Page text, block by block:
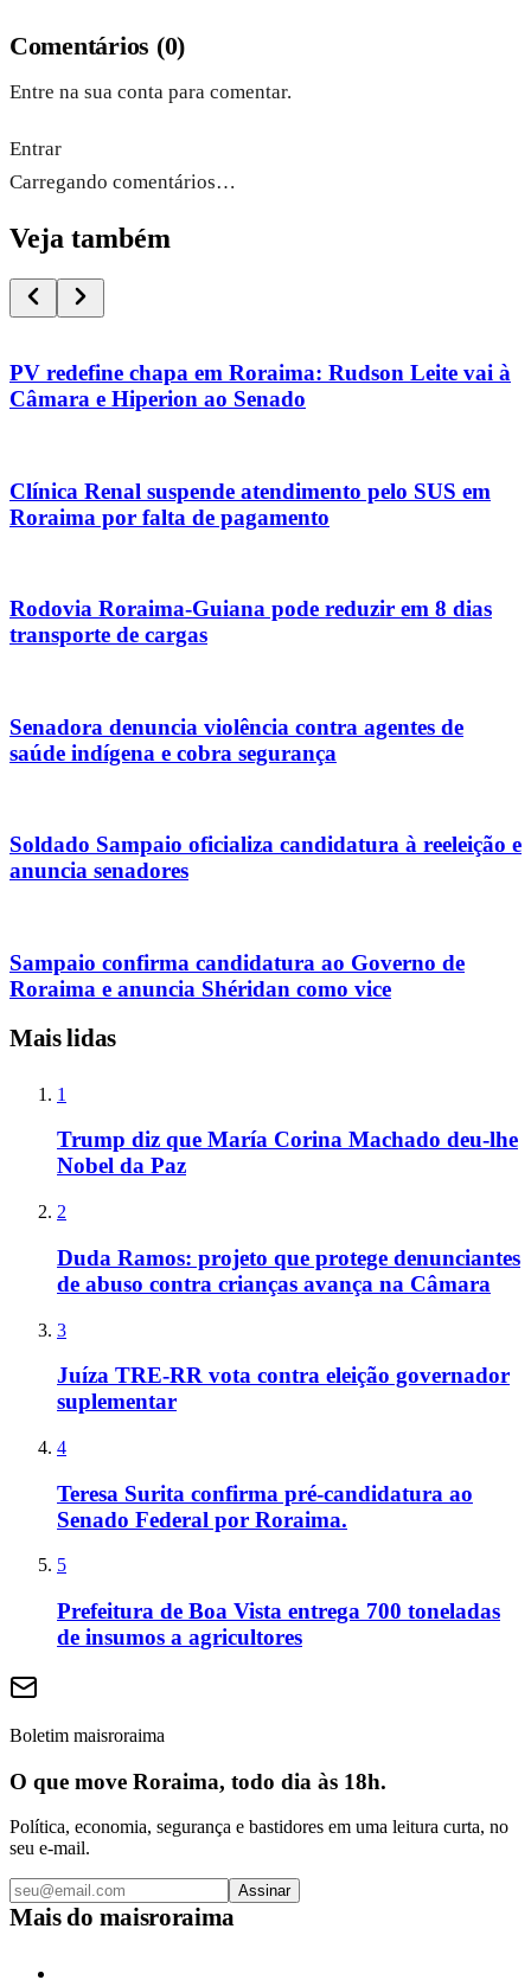
Comentários (0)
Entre na sua conta para comentar.
Entrar
Carregando comentários…
Veja também
PV redefine chapa em Roraima: Rudson Leite vai à
Câmara e Hiperion ao Senado
Clínica Renal suspende atendimento pelo SUS em
Roraima por falta de pagamento
Rodovia Roraima-Guiana pode reduzir em 8 dias
transporte de cargas
Senadora denuncia violência contra agentes de
saúde indígena e cobra segurança
Soldado Sampaio oficializa candidatura à reeleição e
anuncia senadores
Sampaio confirma candidatura ao Governo de
Roraima e anuncia Shéridan como vice
Mais lidas
1
Trump diz que María Corina Machado deu-lhe
Nobel da Paz
2
Duda Ramos: projeto que protege denunciantes
de abuso contra crianças avança na Câmara
3
Juíza TRE-RR vota contra eleição governador
suplementar
4
Teresa Surita confirma pré-candidatura ao
Senado Federal por Roraima.
5
Prefeitura de Boa Vista entrega 700 toneladas
de insumos a agricultores
Boletim maisroraima
O que move Roraima, todo dia às 18h.
Política, economia, segurança e bastidores em uma leitura curta, no
seu e-mail.
Assinar
Mais do maisroraima